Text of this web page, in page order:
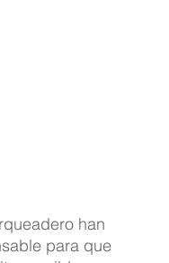
han
para que